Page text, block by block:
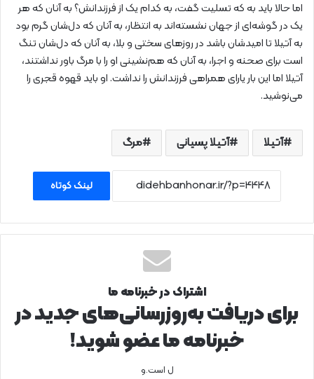
اما حالا باید به که تسلیت گفت، به کدام یک از فرزندانش؟ به آنان که هر
یک در گوشه‌ای از جهان نشسته‌اند به انتظار، به آنان که دل‌شان گرم بود
به آتیلا تا امیدشان باشد در روزهای سختی و بلا، به آنان که دل‌شان تنگ
است برای صحنه و اجرا، به آنان که ‌هم‌نشینی او را با مرگ باور نداشتند،
آتیلا اما این بار یارای همراهی فرزندانش را نداشت. او باید قهوه قجری را
می‌نوشید.
آتیلا آتیلا پسیانی مرگ
لینک کوتاه
اشتراک در خبرنامه ما
برای دریافت به‌روزرسانی‌های جدید در
خبرنامه ما عضو شوید!
ل است.و